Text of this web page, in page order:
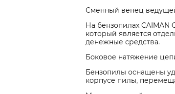
Сменный венец
На бензопилах CAIMAN
который является
денежные средства.
Боковое натяжение
Бензопилы оснащены
корпусе пилы,